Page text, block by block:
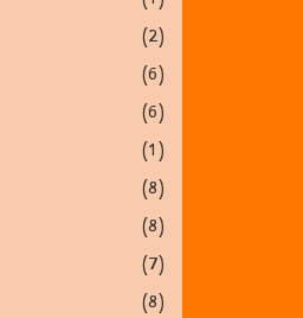
(2)
(6)
(6)
(1)
(8)
(8)
(7)
(8)